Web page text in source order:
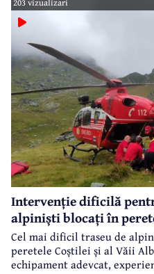
203 vizualizari
Intervenție dificilă
alpiniști blocați în
Cel mai dificil traseu de
peretele Coștilei și al Văii
echipament adevcat,